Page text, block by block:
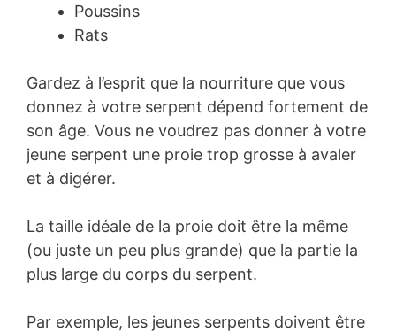
Poussins
Rats
Gardez à l’esprit que la nourriture que vous
donnez à votre serpent dépend fortement de
son âge. Vous ne voudrez pas donner à votre
jeune serpent une proie trop grosse à avaler
et à digérer.
La taille idéale de la proie doit être la même
(ou juste un peu plus grande) que la partie la
plus large du corps du serpent.
Par exemple, les jeunes serpents doivent être